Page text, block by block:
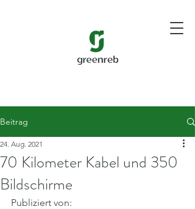
Beitrag
70 Kilometer Kabel und 350
Bildschirme
24. Aug. 2021
Publiziert von: